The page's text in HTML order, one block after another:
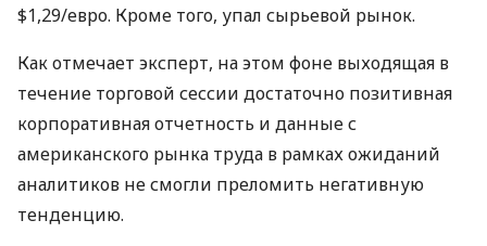
$1,29/евро. Кроме того, упал сырьевой рынок.
Как отмечает эксперт, на этом фоне выходящая в
течение торговой сессии достаточно позитивная
корпоративная отчетность и данные с
американского рынка труда в рамках ожиданий
аналитиков не смогли преломить негативную
тенденцию.